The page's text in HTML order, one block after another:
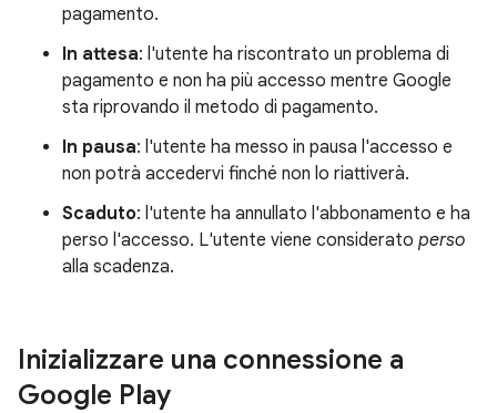
pagamento.
In attesa: l'utente ha riscontrato un problema di
pagamento e non ha più accesso mentre Google
sta riprovando il metodo di pagamento.
In pausa: l'utente ha messo in pausa l'accesso e
non potrà accedervi finché non lo riattiverà.
Scaduto: l'utente ha annullato l'abbonamento e ha
perso l'accesso. L'utente viene considerato perso
alla scadenza.
Inizializzare una connessione a
Google Play